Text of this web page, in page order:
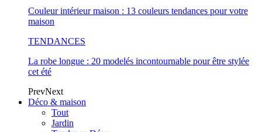
Couleur intérieur maison : 13 couleurs tendances pour votre
maison
TENDANCES
La robe longue : 20 modelés incontournable pour être stylée
cet été
PrevNext
Déco & maison
Tout
Jardin